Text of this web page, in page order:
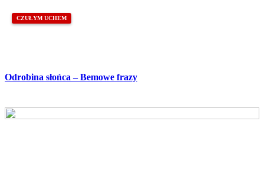
CZUŁYM UCHEM
Odrobina słońca – Bemowe frazy